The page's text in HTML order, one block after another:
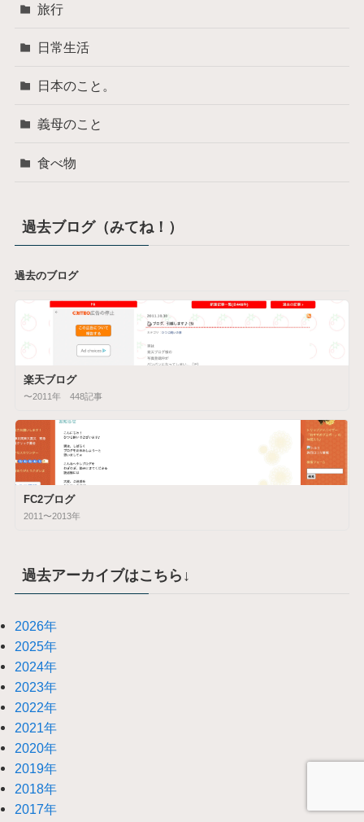
旅行
日常生活
日本のこと。
義母のこと
食べ物
過去ブログ（みてね！）
過去のブログ
楽天ブログ
〜2011年 448記事
FC2ブログ
2011〜2013年
過去アーカイブはこちら↓
2026年
2025年
2024年
2023年
2022年
2021年
2020年
2019年
2018年
2017年